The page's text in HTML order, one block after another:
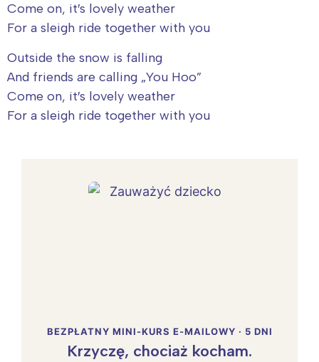
Come on, it′s lovely weather
For a sleigh ride together with you
Outside the snow is falling
And friends are calling „You Hoo”
Come on, it′s lovely weather
For a sleigh ride together with you
BEZPŁATNY MINI-KURS E-MAILOWY · 5 DNI
Krzyczę, chociaż kocham.